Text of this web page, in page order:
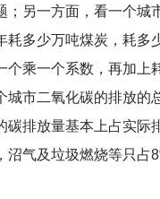
；另一方面，看一个城
耗多少万吨煤炭，耗多
个乘一个系数，再加上
城市二氧化碳的排放的
碳排放量基本上占实际
沼气及垃圾燃烧等只占